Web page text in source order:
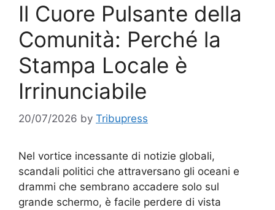
Il Cuore Pulsante della
Comunità: Perché la
Stampa Locale è
Irrinunciabile
20/07/2026 by Tribupress
Nel vortice incessante di notizie globali,
scandali politici che attraversano gli oceani e
drammi che sembrano accadere solo sul
grande schermo, è facile perdere di vista